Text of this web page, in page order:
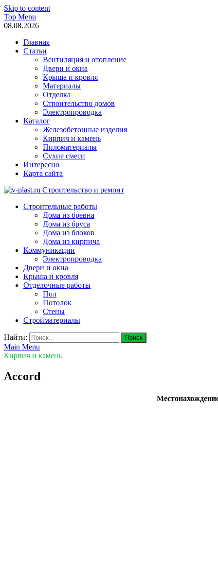
Skip to content
Top Menu
08.08.2026
Главная
Статьи
Вентиляция и отопление
Двери и окна
Крыша и кровля
Материалы
Отделка
Строительство домов
Электропроводка
Каталог
Железобетонные изделия
Кирпич и камень
Пиломатериалы
Сухие смеси
Интересно
Карта сайта
v-plast.ru Строительство и ремонт
Строительные работы
Дома из бревна
Дома из бруса
Дома из блоков
Дома из кирпича
Коммуникации
Электропроводка
Двери и окна
Крыша и кровля
Отделочные работы
Пол
Потолок
Стены
Стройматериалы
Найти:
Main Menu
Кирпич и камень
Accord